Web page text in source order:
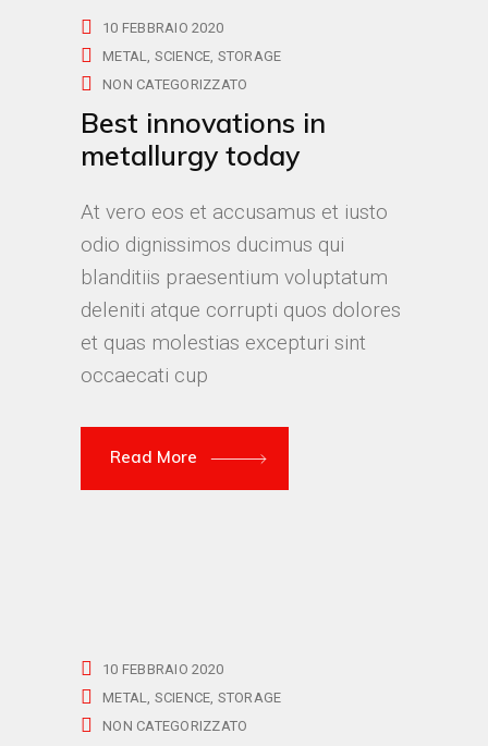
10 FEBBRAIO 2020
METAL SCIENCE STORAGE
NON CATEGORIZZATO
Best innovations in
metallurgy today
At vero eos et accusamus et iusto
odio dignissimos ducimus qui
blanditiis praesentium voluptatum
deleniti atque corrupti quos dolores
et quas molestias excepturi sint
occaecati cup
Read More
10 FEBBRAIO 2020
METAL SCIENCE STORAGE
NON CATEGORIZZATO